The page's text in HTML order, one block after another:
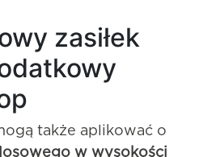
zasiłek
także aplikować o
w wysokości